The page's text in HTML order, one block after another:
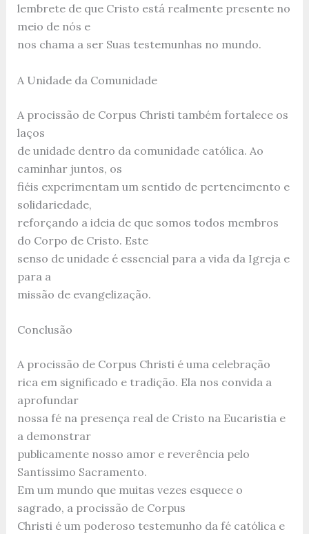
lembrete de que Cristo está realmente presente no
meio de nós e
nos chama a ser Suas testemunhas no mundo.
A Unidade da Comunidade
A procissão de Corpus Christi também fortalece os
laços
de unidade dentro da comunidade católica. Ao
caminhar juntos, os
fiéis experimentam um sentido de pertencimento e
solidariedade,
reforçando a ideia de que somos todos membros
do Corpo de Cristo. Este
senso de unidade é essencial para a vida da Igreja e
para a
missão de evangelização.
Conclusão
A procissão de Corpus Christi é uma celebração
rica em significado e tradição. Ela nos convida a
aprofundar
nossa fé na presença real de Cristo na Eucaristia e
a demonstrar
publicamente nosso amor e reverência pelo
Santíssimo Sacramento.
Em um mundo que muitas vezes esquece o
sagrado, a procissão de Corpus
Christi é um poderoso testemunho da fé católica e